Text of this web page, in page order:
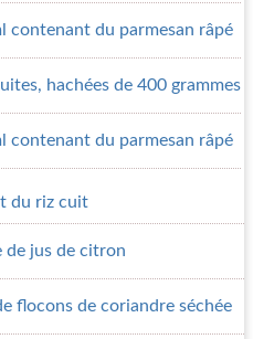
contenant du parmesan râpé
hachées de 400 grammes
contenant du parmesan râpé
du riz cuit
de jus de citron
flocons de coriandre séchée